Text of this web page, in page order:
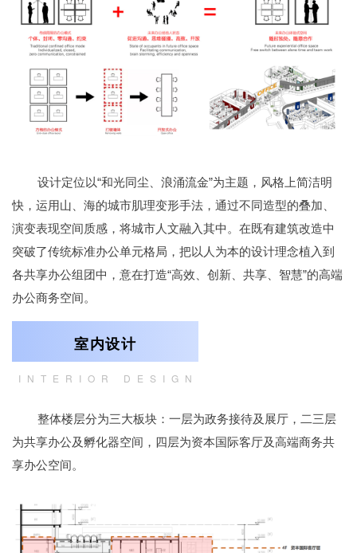
设计定位以“和光同尘、浪涌流金”为主题，风格上简洁明
快，运用山、海的城市肌理变形手法，通过不同造型的叠加、
演变表现空间质感，将城市人文融入其中。在既有建筑改造中
突破了传统标准办公单元格局，把以人为本的设计理念植入到
各共享办公组团中，意在打造“高效、创新、共享、智慧”的高端
办公商务空间。
03 室内设计
INTERIOR DESIGN
整体楼层分为三大板块：一层为政务接待及展厅，二三层
为共享办公及孵化器空间，四层为资本国际客厅及高端商务共
享办公空间。